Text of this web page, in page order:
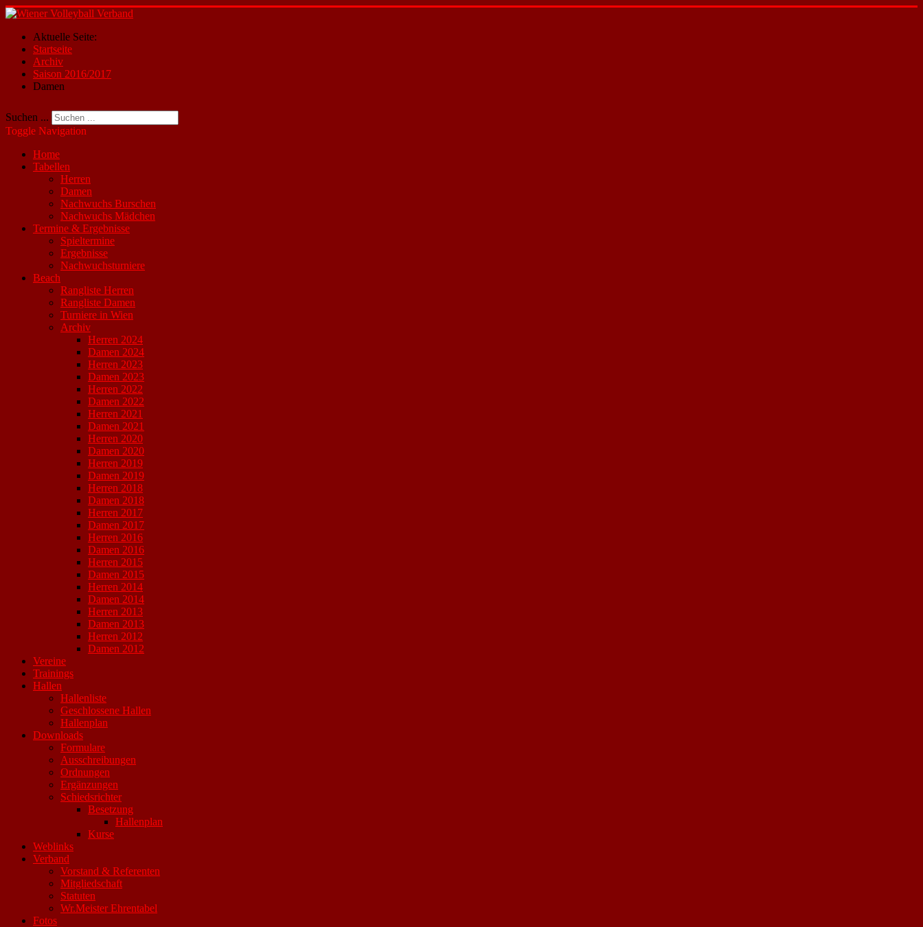
Aktuelle Seite:
Startseite
Archiv
Saison 2016/2017
Damen
Suchen ...
Toggle Navigation
Home
Tabellen
Herren
Damen
Nachwuchs Burschen
Nachwuchs Mädchen
Termine & Ergebnisse
Spieltermine
Ergebnisse
Nachwuchsturniere
Beach
Rangliste Herren
Rangliste Damen
Turniere in Wien
Archiv
Herren 2024
Damen 2024
Herren 2023
Damen 2023
Herren 2022
Damen 2022
Herren 2021
Damen 2021
Herren 2020
Damen 2020
Herren 2019
Damen 2019
Herren 2018
Damen 2018
Herren 2017
Damen 2017
Herren 2016
Damen 2016
Herren 2015
Damen 2015
Herren 2014
Damen 2014
Herren 2013
Damen 2013
Herren 2012
Damen 2012
Vereine
Trainings
Hallen
Hallenliste
Geschlossene Hallen
Hallenplan
Downloads
Formulare
Ausschreibungen
Ordnungen
Ergänzungen
Schiedsrichter
Besetzung
Hallenplan
Kurse
Weblinks
Verband
Vorstand & Referenten
Mitgliedschaft
Statuten
Wr.Meister Ehrentabel
Fotos